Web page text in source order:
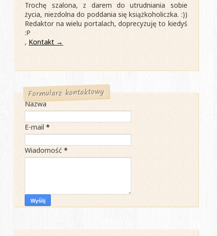
Trochę szalona, z darem do utrudniania sobie
życia, niezdolna do poddania się książkoholiczka. :))
Redaktor na wielu portalach, doprecyzuję to kiedyś
:P
, Kontakt →
Formularz kontaktowy
Nazwa
E-mail*
Wiadomość*